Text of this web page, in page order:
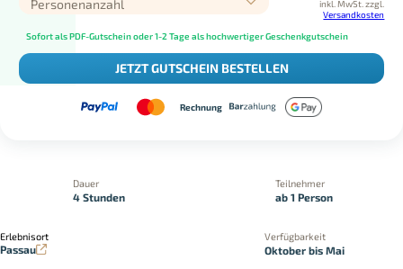
Personenanzahl inkl. MwSt. zzgl.
Versandkosten
Sofort als PDF-Gutschein oder 1-2 Tage als hochwertiger Geschenkgutschein
JETZT GUTSCHEIN BESTELLEN
Rechnung
Dauer
4 Stunden
Teilnehmer
ab 1 Person
Erlebnisort
Passau
Verfügbarkeit
Oktober bis Mai